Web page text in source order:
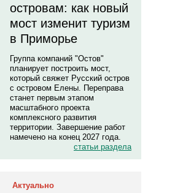
островам: как новый
мост изменит туризм
в Приморье
Группа компаний "Остов"
планирует построить мост,
который свяжет Русский остров
с островом Елены. Переправа
станет первым этапом
масштабного проекта
комплексного развития
территории. Завершение работ
намечено на конец 2027 года.
статьи раздела
Актуально